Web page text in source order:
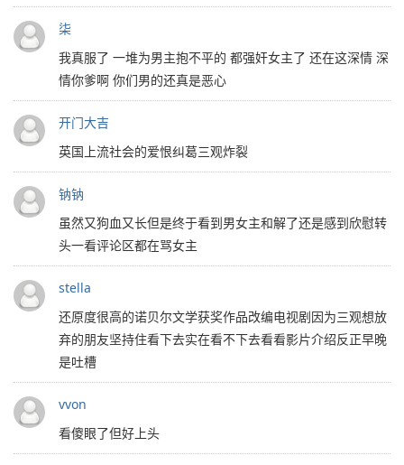
柒
我真服了 一堆为男主抱不平的 都强奸女主了 还在这深情 深
情你爹啊 你们男的还真是恶心
开门大吉
英国上流社会的爱恨纠葛三观炸裂
钠钠
虽然又狗血又长但是终于看到男女主和解了还是感到欣慰转
头一看评论区都在骂女主
stella
还原度很高的诺贝尔文学获奖作品改编电视剧因为三观想放
弃的朋友坚持住看下去实在看不下去看看影片介绍反正早晚
是吐槽
vvon
看傻眼了但好上头